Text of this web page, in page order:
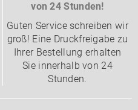
von 24 Stunden!
Guten Service schreiben wir
groß! Eine Druckfreigabe zu
Ihrer Bestellung erhalten
Sie innerhalb von 24
Stunden.